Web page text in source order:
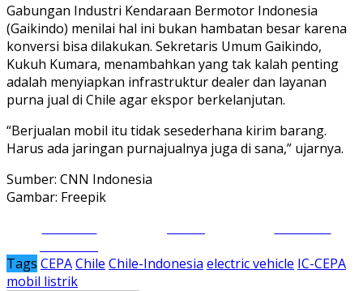
Gabungan Industri Kendaraan Bermotor Indonesia
(Gaikindo) menilai hal ini bukan hambatan besar karena
konversi bisa dilakukan. Sekretaris Umum Gaikindo,
Kukuh Kumara, menambahkan yang tak kalah penting
adalah menyiapkan infrastruktur dealer dan layanan
purna jual di Chile agar ekspor berkelanjutan.
“Berjualan mobil itu tidak sesederhana kirim barang.
Harus ada jaringan purnajualnya juga di sana,” ujarnya.
Sumber: CNN Indonesia
Gambar: Freepik
Tags CEPAChile Chile-Indonesia electric vehicle IC-CEPA
mobil listrik